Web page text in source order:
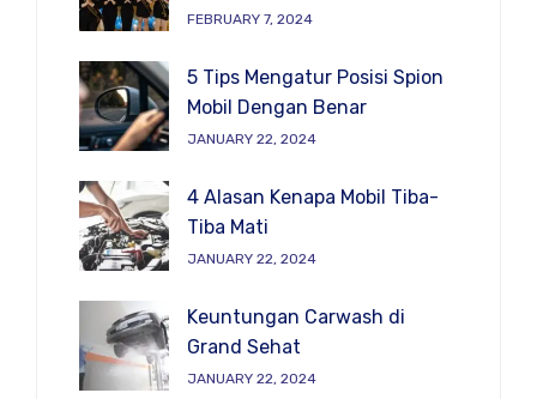
FEBRUARY 7, 2024
5 Tips Mengatur Posisi Spion
Mobil Dengan Benar
JANUARY 22, 2024
4 Alasan Kenapa Mobil Tiba-
Tiba Mati
JANUARY 22, 2024
Keuntungan Carwash di
Grand Sehat
JANUARY 22, 2024